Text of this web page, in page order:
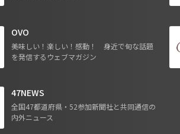
OVO
美味しい！楽しい！感動！ 身近で旬な話題
を発信するウェブマガジン
47NEWS
全国47都道府県・52参加新聞社と共同通信の
内外ニュース